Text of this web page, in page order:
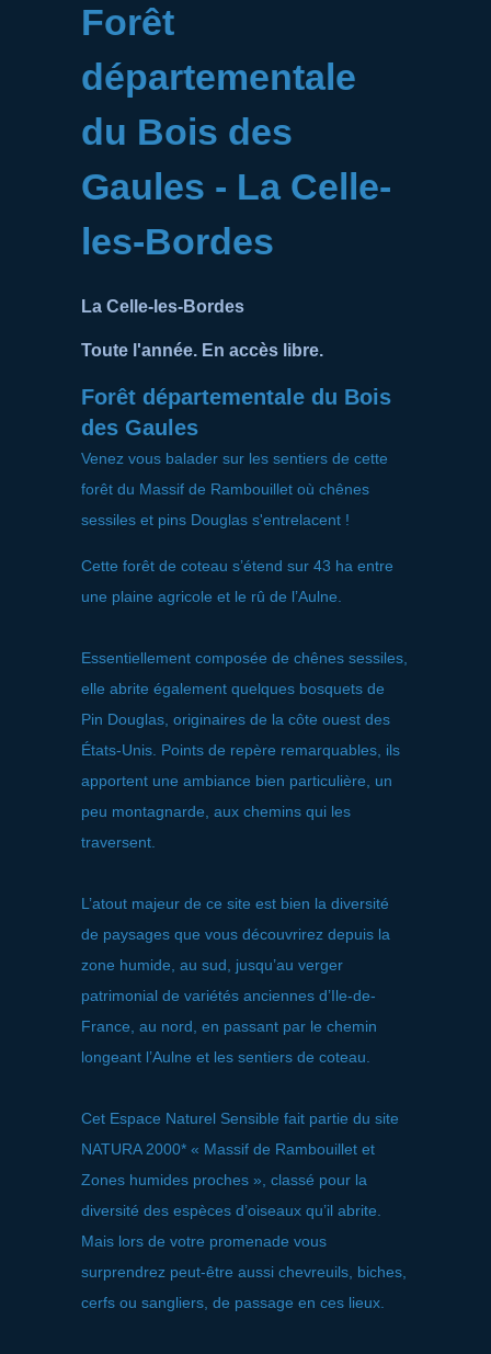
Forêt
départementale
du Bois des
Gaules - La Celle-
les-Bordes
La Celle-les-Bordes
Toute l'année. En accès libre.
Forêt départementale du Bois
des Gaules
Venez vous balader sur les sentiers de cette
forêt du Massif de Rambouillet où chênes
sessiles et pins Douglas s'entrelacent !
Cette forêt de coteau s’étend sur 43 ha entre
une plaine agricole et le rû de l’Aulne.
Essentiellement composée de chênes sessiles,
elle abrite également quelques bosquets de
Pin Douglas, originaires de la côte ouest des
États-Unis. Points de repère remarquables, ils
apportent une ambiance bien particulière, un
peu montagnarde, aux chemins qui les
traversent.
L’atout majeur de ce site est bien la diversité
de paysages que vous découvrirez depuis la
zone humide, au sud, jusqu’au verger
patrimonial de variétés anciennes d’Ile-de-
France, au nord, en passant par le chemin
longeant l’Aulne et les sentiers de coteau.
Cet Espace Naturel Sensible fait partie du site
NATURA 2000* « Massif de Rambouillet et
Zones humides proches », classé pour la
diversité des espèces d’oiseaux qu’il abrite.
Mais lors de votre promenade vous
surprendrez peut-être aussi chevreuils, biches,
cerfs ou sangliers, de passage en ces lieux.